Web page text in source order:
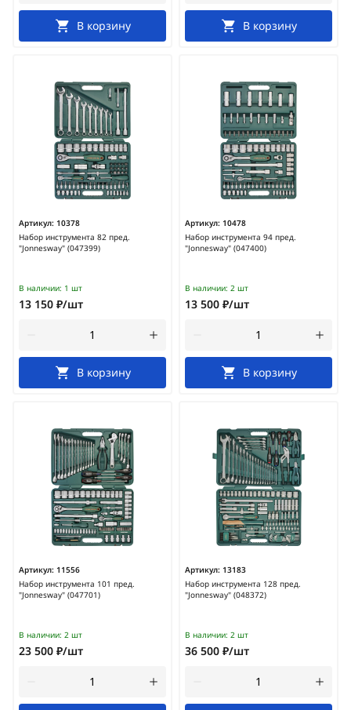
В корзину В корзину
Артикул: 10378
Набор инструмента 82 пред.
"Jonnesway" (047399)
В наличии: 1 шт
13 150 ₽/шт
В корзину
Артикул: 10478
Набор инструмента 94 пред.
"Jonnesway" (047400)
В наличии: 2 шт
13 500 ₽/шт
В корзину
Артикул: 11556
Набор инструмента 101 пред.
"Jonnesway" (047701)
В наличии: 2 шт
23 500 ₽/шт
Артикул: 13183
Набор инструмента 128 пред.
"Jonnesway" (048372)
В наличии: 2 шт
36 500 ₽/шт